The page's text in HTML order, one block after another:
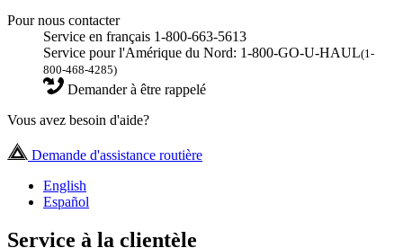
Pour nous contacter
Service en français 1-800-663-5613
Service pour l'Amérique du Nord: 1-800-GO-U-HAUL(1-
800-468-4285)
Demander à être rappelé
Vous avez besoin d'aide?
Demande d'assistance routière
English
Español
Service à la clientèle